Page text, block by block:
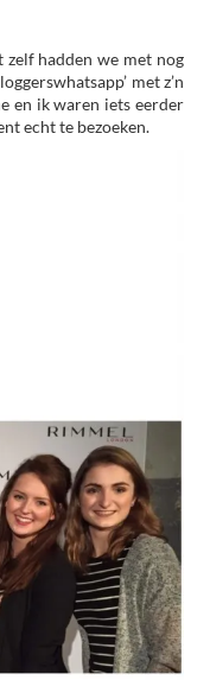
hadden we met nog
met z’n
en ik waren iets eerder
echt te bezoeken.